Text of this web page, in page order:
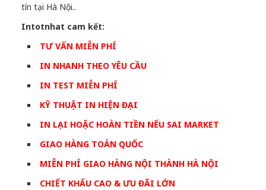
tín tại Hà Nội..
Intotnhat cam kết:
TƯ VẤN MIỄN PHÍ
IN NHANH THEO YÊU CẦU
IN TEST MIỄN PHÍ
KỸ THUẬT IN HIỆN ĐẠI
IN LẠI HOẶC HOÀN TIỀN NẾU SAI MARKET
GIAO HÀNG TOÀN QUỐC
MIỄN PHÍ GIAO HÀNG NỘI THÀNH HÀ NỘI
CHIẾT KHẤU CAO & ƯU ĐÃI LỚN